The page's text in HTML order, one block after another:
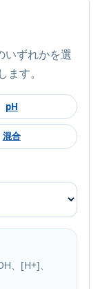
いずれかを選
す。
pH
混合
、[H+]、